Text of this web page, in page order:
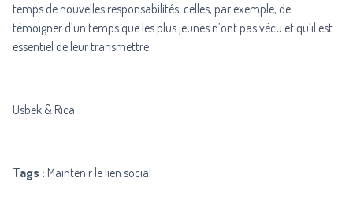
temps de nouvelles responsabilités, celles, par exemple, de
témoigner d’un temps que les plus jeunes n’ont pas vécu et qu’il est
essentiel de leur transmettre.
Usbek & Rica
Tags : Maintenir le lien social